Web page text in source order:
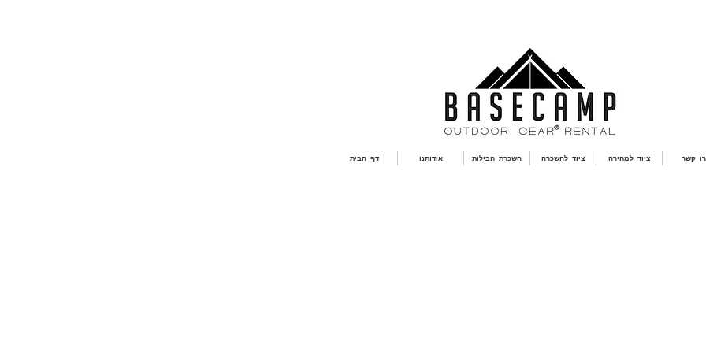
דף הבית אודותנו השכרת חבילות ציוד להשכרה ציוד למחירה קשר